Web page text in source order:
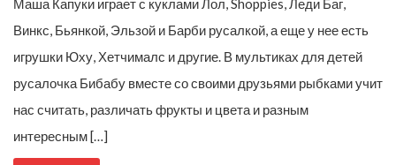
Маша Капуки играет с куклами Лол, Shoppies, Леди Баг,
Винкс, Бьянкой, Эльзой и Барби русалкой, а еще у нее есть
игрушки Юху, Хетчималс и другие. В мультиках для детей
русалочка Бибабу вместе со своими друзьями рыбками учит
нас считать, различать фрукты и цвета и разным
интересным […]